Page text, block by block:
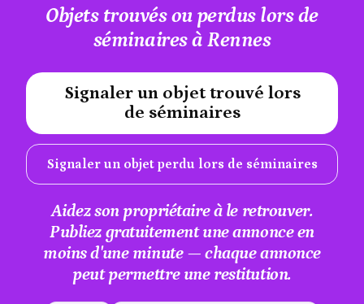
Objets trouvés ou perdus lors de
séminaires à Rennes
Signaler un objet trouvé lors
de séminaires
Signaler un objet perdu lors de séminaires
#A12AEB
Aidez son propriétaire à le retrouver.
Publiez gratuitement une annonce en
moins d'une minute — chaque annonce
peut permettre une restitution.